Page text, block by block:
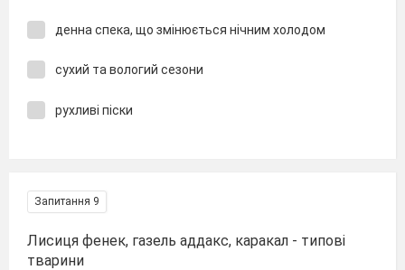
денна спека, що змінюється нічним холодом
сухий та вологий сезони
рухливі піски
Запитання 9
Лисиця фенек, газель аддакс, каракал - типові
тварини